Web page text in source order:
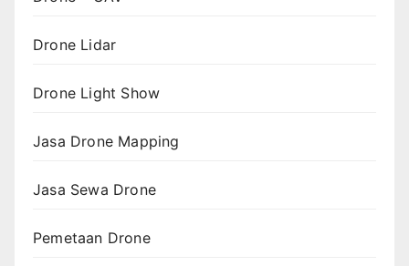
Drone Lidar
Drone Light Show
Jasa Drone Mapping
Jasa Sewa Drone
Pemetaan Drone